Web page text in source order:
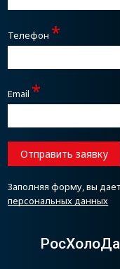
Телефон *
Email *
Отправить заявку
Заполняя форму, вы
персональных данных
РосХолоДа